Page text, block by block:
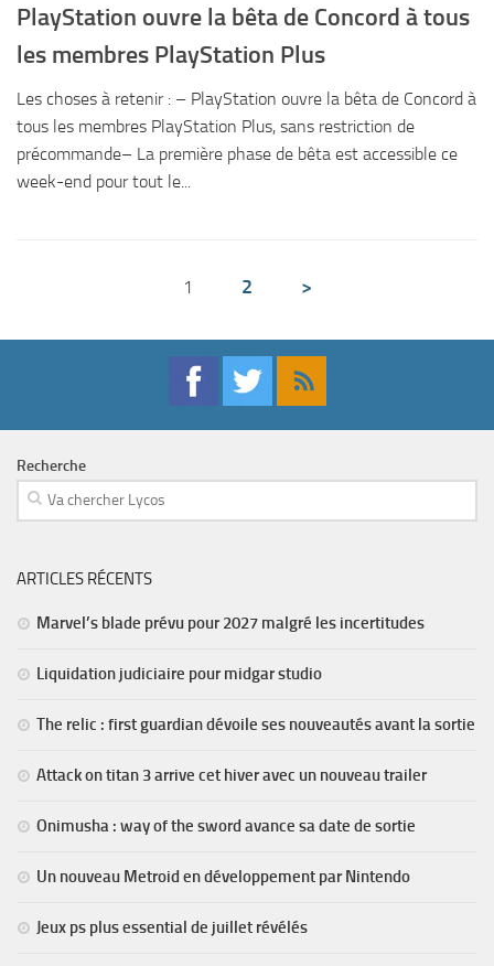
PlayStation ouvre la bêta de Concord à tous
les membres PlayStation Plus
Les choses à retenir : – PlayStation ouvre la bêta de Concord à
tous les membres PlayStation Plus, sans restriction de
précommande– La première phase de bêta est accessible ce
week-end pour tout le...
1 2 >
Recherche
ARTICLES RÉCENTS
Marvel’s blade prévu pour 2027 malgré les incertitudes
Liquidation judiciaire pour midgar studio
The relic : first guardian dévoile ses nouveautés avant la sortie
Attack on titan 3 arrive cet hiver avec un nouveau trailer
Onimusha : way of the sword avance sa date de sortie
Un nouveau Metroid en développement par Nintendo
Jeux ps plus essential de juillet révélés